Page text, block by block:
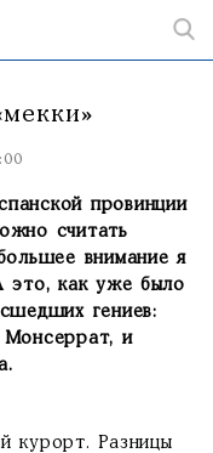
провинции
считать
внимание я
это, как уже было
гениев:
Монсеррат, и
курорт. Разницы